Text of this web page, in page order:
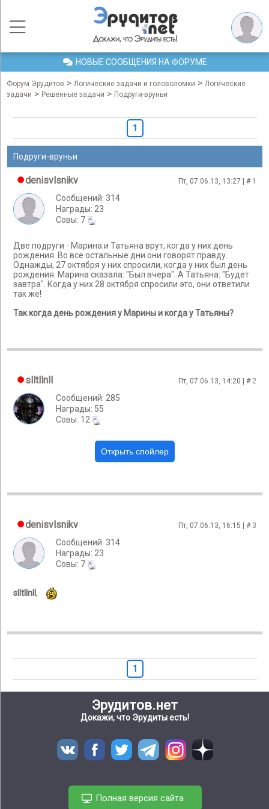
НОВЫЕ СООБЩЕНИЯ НА ФОРУМЕ
Форум Эрудитов > Логические задачи и головоломки > Логические
задачи > Решенные задачи > Подруги-вруньи
1
Подруги-вруньи
denisvlsnikv Пт, 07.06.13, 13:27 | # 1
Сообщений: 314
Награды: 23
Cовы: 7
Две подруги - Марина и Татьяна врут, когда у них день
рождения. Во все остальные дни они говорят правду.
Однажды, 27 октября у них спросили, когда у них был день
рождения. Марина сказала: "Был вчера". А Татьяна: "Будет
завтра". Когда у них 28 октября спросили это, они ответили
так же!
Так когда день рождения у Марины и когда у Татьяны?
slltllnll Пт, 07.06.13, 14:20 | # 2
Сообщений: 285
Награды: 55
Cовы: 12
denisvlsnikv Пт, 07.06.13, 16:15 | # 3
Сообщений: 314
Награды: 23
Cовы: 7
slltllnll,
1
Эрудитов.нет
Докажи, что Эрудиты есть!
Полная версия сайта